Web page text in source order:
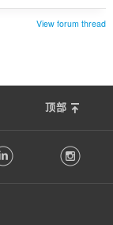
View forum thread
顶部
LinkedIn